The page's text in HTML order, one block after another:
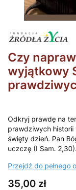
Czy
wyjątkowy
Odkryj prawdę na
prawdziwych
święty dzień. Pan
uczczę (I Sam.
Przejdź do pełnego
Cena
35,00 zł